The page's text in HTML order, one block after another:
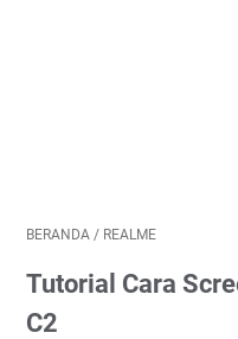
BERANDA / REALME
Tutorial Cara
C2